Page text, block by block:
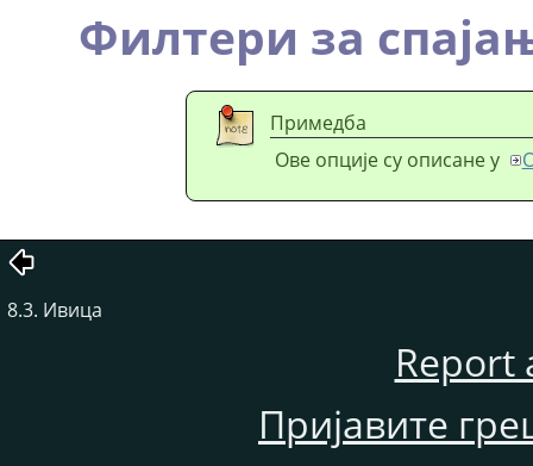
Филтери за
Примедба
Ове опције су описане у
8.3. Ивица
Report
Пријавите